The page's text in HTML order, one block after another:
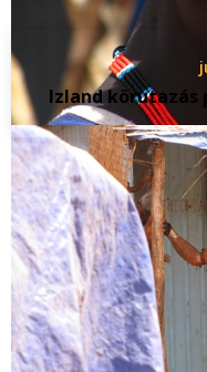
Izland körutazás
Az e-mail címet nem